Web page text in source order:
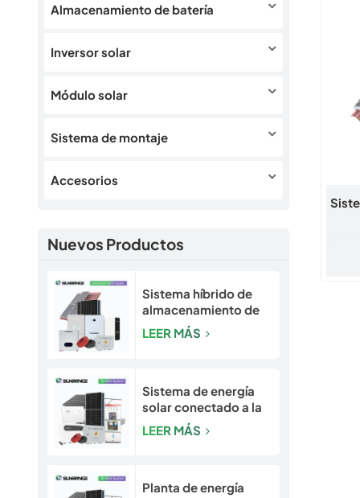
Almacenamiento de batería
Inversor solar
Módulo solar
Sistema de montaje
Accesorios
Nuevos Productos
Sistema híbrido de
almacenamiento de
energía solar y solar
escalable de 5 a 30
LEER MÁS
Sistema de energía
solar conectado a la
red Sunrange de 10
kW a 50 kW
LEER MÁS
Planta de energía